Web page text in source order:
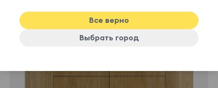
Все верно
Выбрать город